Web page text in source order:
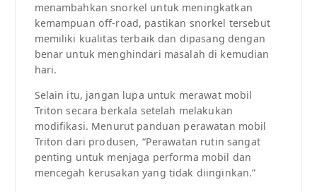
menambahkan snorkel untuk meningkatkan
kemampuan off-road, pastikan snorkel tersebut
memiliki kualitas terbaik dan dipasang dengan
benar untuk menghindari masalah di kemudian
hari.
Selain itu, jangan lupa untuk merawat mobil
Triton secara berkala setelah melakukan
modifikasi. Menurut panduan perawatan mobil
Triton dari produsen, “Perawatan rutin sangat
penting untuk menjaga performa mobil dan
mencegah kerusakan yang tidak diinginkan.”